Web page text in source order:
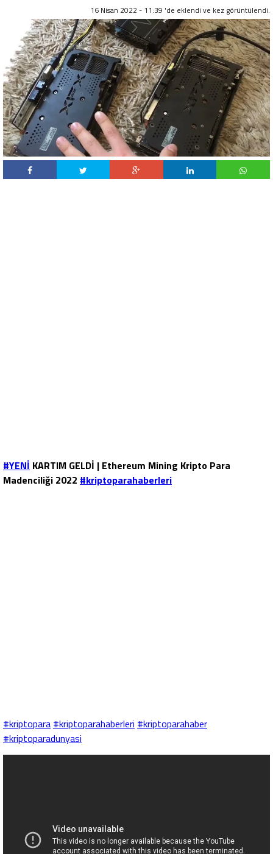
16 Nisan 2022 - 11:39 'de eklendi ve kez görüntülendi.
#YENİ KARTIM GELDİ | Ethereum Mining Kripto Para
Madenciliği 2022 #kriptoparahaberleri
#kriptopara #kriptoparahaberleri #kriptoparahaber
#kriptoparadunyasi